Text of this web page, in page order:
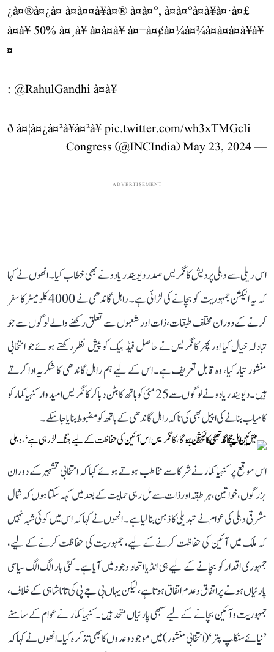
¿à¤®à¤¿à¤ à¤à¤¤à¥à¤® à¤à¤°, à¤à¤°à¤à¥à¤·à¤£
à¤à¥ 50% à¤¸à¥ à¤à¤à¥ à¤¬à¤¢à¤¼à¤¾à¤à¤à¤à¥à¥
¤
: @RahulGandhi à¤à¥
ð à¤¦à¤¿à¤²à¥à¤²à¥pic.twitter.com/wh3xTMGcli
— Congress (@INCIndia)
May 23, 2024
ADVERTISEMENT
اس ریلی سے دہلی پردیش کانگریس صدر دیویندر یادو نے بھی خطاب کیا۔ انھوں نے کہا
کہ یہ الیکشن جمہوریت کو بچانے کی لڑائی ہے۔ راہل گاندھی نے 4000 کلومیٹر کا سفر
کرنے کے دوران مختلف طبقات، ذات اور شعبوں سے تعلق رکھنے والے لوگوں سے جو
تبادلہ خیال کیا اور پھر کانگریس نے حاصل فیڈ بیک کو پیش نظر رکھتے ہوئے جو انتخابی
منشور تیار کیا، وہ قابل تعریف ہے۔ اس کے لیے ہم راہل گاندھی کا شکریہ ادا کرتے
ہیں۔ دیویندر یادو نے لوگوں سے 25 مئی کو ہاتھ کا بٹن دبا کر کانگریس امیدوار کنہیا کمار کو
کامیاب بنانے کی اپیل بھی کی تاکہ راہل گاندھی کے ہاتھ کو مضبوط بنایا جا سکے۔
اس موقع پر کنہیا کمار نے شرکا سے مخاطب ہوتے ہوئے کہا کہ انتخابی تشہیر کے دوران
بزرگوں، خواتین، ہر طبقہ اور ذات سے مل رہی حمایت کے بعد میں کہہ سکتا ہوں کہ شمال
مشرقی دہلی کی عوام نے تبدیلی کا ذہن بنا لیا ہے۔ انھوں نے کہا کہ اس میں کوئی شبہ نہیں
کہ ملک میں آئین کی حفاظت کرنے کے لیے، جمہوریت کی حفاظت کرنے کے لیے،
جمہوری اقدار کو بچانے کے لیے ہی انڈیا اتحاد وجود میں آیا ہے۔ کئی بار الگ الگ سیاسی
پارٹیاں ہونے پر اتفاق و عدم اتفاق ہوتا ہے، لیکن یہاں بی جے پی کی تاناشاہی کے خلاف،
جمہوریت و آئین بچانے کے لیے سبھی پارٹیاں متحد ہیں۔ کنہیا کمار نے عوام کے سامنے
’نیائے سنکلپ پتر‘ (انتخابی منشور) میں موجود وعدوں کا بھی تذکرہ کیا۔ انھوں نے کہا کہ